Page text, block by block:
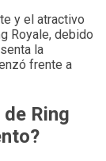
y el atractivo
Royale, debido
la
frente a
Ring